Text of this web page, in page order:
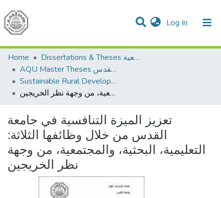
Log In (current)
Communities & Collections
All of DSpace
Home
Dissertations & Theses الرسائل الجامعية
AQU Master Theses الرسائل الجامعية الخاصة بجامعة القدس
Sustainable Rural Development التنمية الريفية المستدامة
تعزيز الميزة التنافسية في جامعة القدس من خلال وظائفها الثلاثة: التعليمية، البحثية، والمجتمعية، من وجهة نظر الخريجين
تعزيز الميزة التنافسية في جامعة
القدس من خلال وظائفها الثلاثة:
التعليمية، البحثية، والمجتمعية، من وجهة
نظر الخريجين